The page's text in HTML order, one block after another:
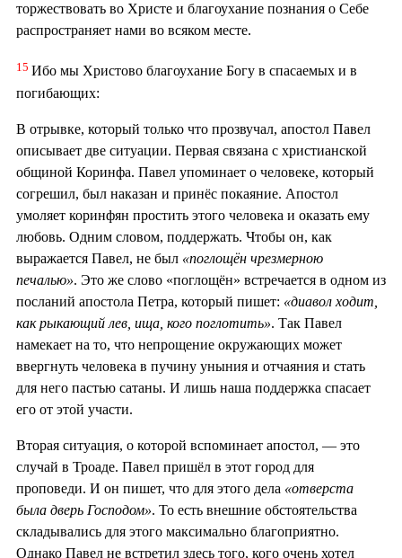
торжествовать во Христе и благоухание познания о Себе
распространяет нами во всяком месте.
15 Ибо мы Христово благоухание Богу в спасаемых и в
погибающих:
В отрывке, который только что прозвучал, апостол Павел
описывает две ситуации. Первая связана с христианской
общиной Коринфа. Павел упоминает о человеке, который
согрешил, был наказан и принёс покаяние. Апостол
умоляет коринфян простить этого человека и оказать ему
любовь. Одним словом, поддержать. Чтобы он, как
выражается Павел, не был «поглощён чрезмерною
печалью». Это же слово «поглощён» встречается в одном из
посланий апостола Петра, который пишет: «диавол ходит,
как рыкающий лев, ища, кого поглотить». Так Павел
намекает на то, что непрощение окружающих может
ввергнуть человека в пучину уныния и отчаяния и стать
для него пастью сатаны. И лишь наша поддержка спасает
его от этой участи.
Вторая ситуация, о которой вспоминает апостол, — это
случай в Троаде. Павел пришёл в этот город для
проповеди. И он пишет, что для этого дела «отверста
была дверь Господом». То есть внешние обстоятельства
складывались для этого максимально благоприятно.
Однако Павел не встретил здесь того, кого очень хотел